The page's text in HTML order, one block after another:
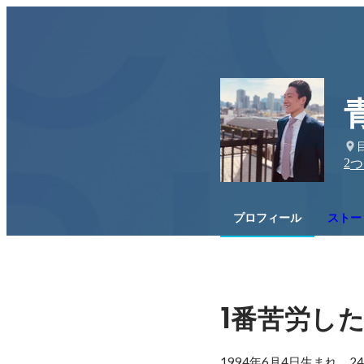
2
プロフィール スト
1番苦労し